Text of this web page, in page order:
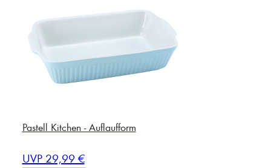
Pastell Kitchen - Auflaufform
UVP 29,99 €